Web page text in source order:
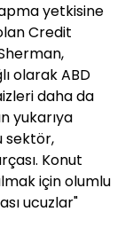
yetkisine
Credit
olarak ABD
daha da
yukarıya
sektör,
Konut
için olumlu
ucuzlar"